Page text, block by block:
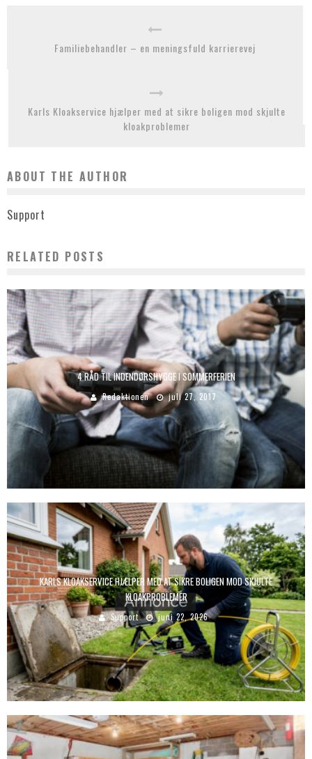
Familiebehandler – en meningsfuld karrierevej
Karls Kloakservice hjælper med at sikre boligen mod skjulte
kloakproblemer
ABOUT THE AUTHOR
Support
RELATED POSTS
4 RÅD TIL INDENDØRSHYGGE I SOMMERFERIEN
Redaktionen juli 27, 2017
KARLS KLOAKSERVICE HJÆLPER MED AT SIKRE BOLIGEN MOD SKJULTE
KLOAKPROBLEMER
Support juni 22, 2026